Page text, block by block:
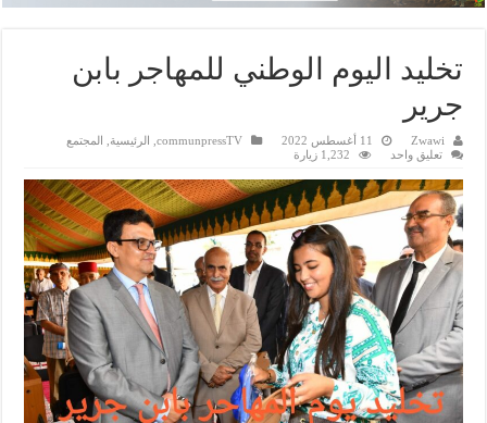
تخليد اليوم الوطني للمهاجر بابن
جرير
Zwawi 11 أغسطس 2022 communpressTV الرئيسية
المجتمع
تعليق واحد
1,232 زيارة